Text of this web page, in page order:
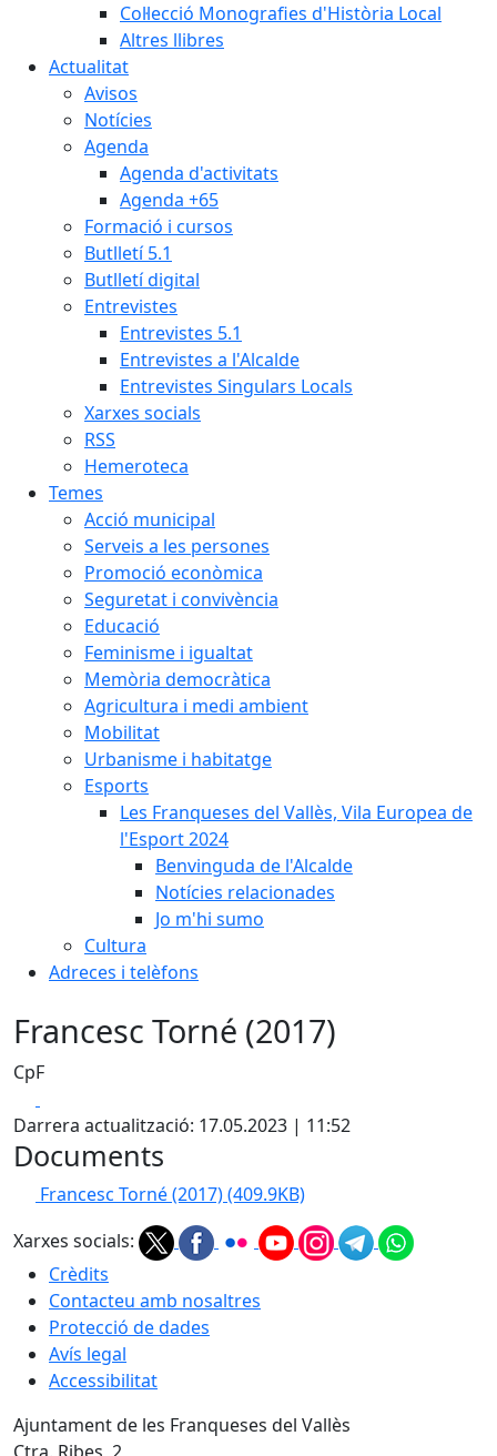
Col·lecció Monografies d'Història Local
Altres llibres
Actualitat
Avisos
Notícies
Agenda
Agenda d'activitats
Agenda +65
Formació i cursos
Butlletí 5.1
Butlletí digital
Entrevistes
Entrevistes 5.1
Entrevistes a l'Alcalde
Entrevistes Singulars Locals
Xarxes socials
RSS
Hemeroteca
Temes
Acció municipal
Serveis a les persones
Promoció econòmica
Seguretat i convivència
Educació
Feminisme i igualtat
Memòria democràtica
Agricultura i medi ambient
Mobilitat
Urbanisme i habitatge
Esports
Les Franqueses del Vallès, Vila Europea de
l'Esport 2024
Benvinguda de l'Alcalde
Notícies relacionades
Jo m'hi sumo
Cultura
Adreces i telèfons
Francesc Torné (2017)
CpF
Darrera actualització: 17.05.2023 | 11:52
Documents
Francesc Torné (2017)(409.9KB)
Xarxes socials:
Crèdits
Contacteu amb nosaltres
Protecció de dades
Avís legal
Accessibilitat
Ajuntament de les Franqueses del Vallès